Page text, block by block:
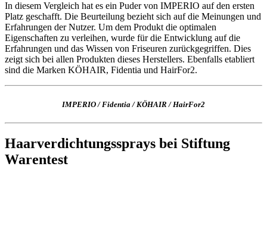
In diesem Vergleich hat es ein Puder von IMPERIO auf den ersten
Platz geschafft. Die Beurteilung bezieht sich auf die Meinungen und
Erfahrungen der Nutzer. Um dem Produkt die optimalen
Eigenschaften zu verleihen, wurde für die Entwicklung auf die
Erfahrungen und das Wissen von Friseuren zurückgegriffen. Dies
zeigt sich bei allen Produkten dieses Herstellers. Ebenfalls etabliert
sind die Marken KÖHAIR, Fidentia und HairFor2.
IMPERIO /Fidentia /KÖHAIR /HairFor2
Haarverdichtungssprays bei Stiftung
Warentest